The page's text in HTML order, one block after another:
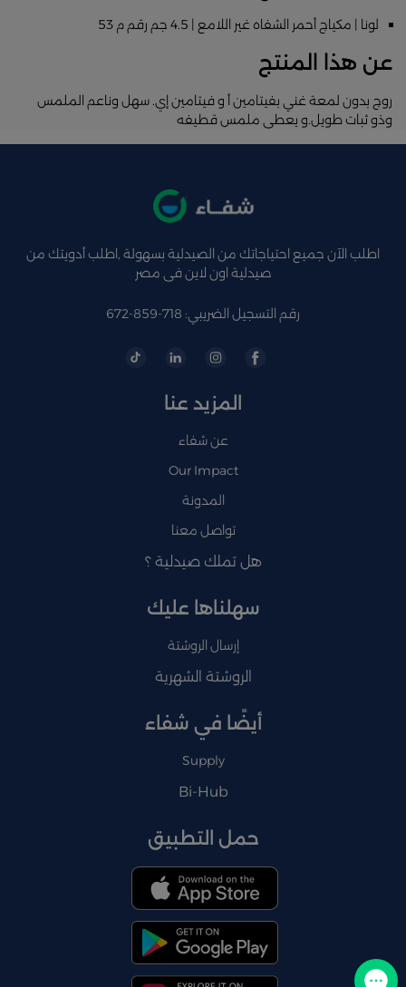
لونا | مكياج أحمر الشفاه غير اللامع | 4.5 جم رقم م 53
عن هذا المنتج
روج بدون لمعة غني بفيتامين أ و فيتامين إي. سهل وناعم الملمس
وذو ثبات طويل.و يعطى ملمس قطيفه
اطلب الآن جميع احتياجاتك من الصيدلية بسهولة ,اطلب أدويتك من
صيدلية اون لاين فى مصر
رقم التسجيل الضريبي: 718-859-672
المزيد عنا
عن شفاء
Our Impact
المدونة
تواصل معنا
هل تملك صيدلية ؟
سهلناها عليك
إرسال الروشتة
الروشتة الشهرية
أيضًا في شفاء
Supply
Bi-Hub
حمل التطبيق
تواصل معنا